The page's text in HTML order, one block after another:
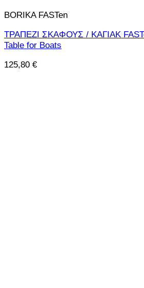
BORIKA FASTen
ΤΡΑΠΕΖΙ ΣΚΑΦΟΥΣ / ΚΑΓΙΑΚ
Table for Boats
125,80 €